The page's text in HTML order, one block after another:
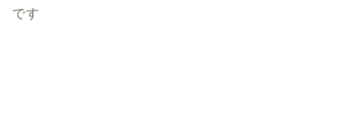
です